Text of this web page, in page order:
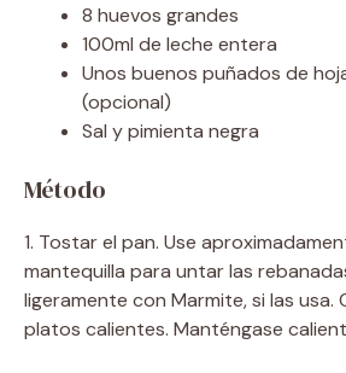
8 huevos grandes
100ml de leche entera
Unos buenos puñados de
(opcional)
Sal y pimienta negra
Método
1. Tostar el pan. Use
mantequilla para untar las
ligeramente con Marmite, si las usa.
platos calientes. Manténgase